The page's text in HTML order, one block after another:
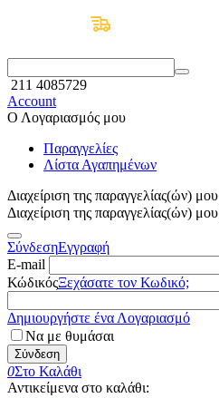
211 4085729
Account
Ο Λογαριασμός μου
Παραγγελίες
Λίστα Αγαπημένων
Διαχείριση της παραγγελίας(ών) μου
Διαχείριση της παραγγελίας(ών) μου
ΣύνδεσηΕγγραφή
E-mail
ΚώδικόςΞεχάσατε τον Κωδικό;
Δημιουργήστε ένα Λογαριασμό
Να με θυμάσαι
Σύνδεση
0Στο Καλάθι
Αντικείμενα στο καλάθι: